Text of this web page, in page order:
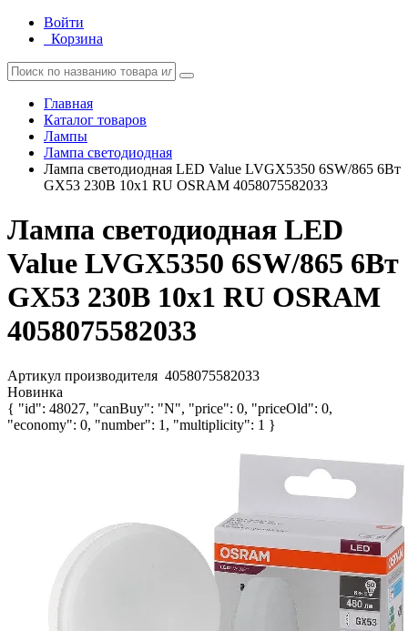
Войти
Корзина
Главная
Каталог товаров
Лампы
Лампа светодиодная
Лампа светодиодная LED Value LVGX5350 6SW/865 6Вт
GX53 230В 10х1 RU OSRAM 4058075582033
Лампа светодиодная LED
Value LVGX5350 6SW/865 6Вт
GX53 230В 10х1 RU OSRAM
4058075582033
Артикул производителя 4058075582033
Новинка
{ "id": 48027, "canBuy": "N", "price": 0, "priceOld": 0,
"economy": 0, "number": 1, "multiplicity": 1 }